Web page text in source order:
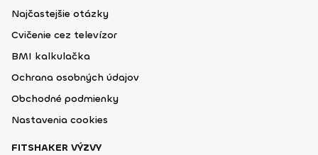
Najčastejšie otázky
Cvičenie cez televízor
BMI kalkulačka
Ochrana osobných údajov
Obchodné podmienky
Nastavenia cookies
FITSHAKER VÝZVY